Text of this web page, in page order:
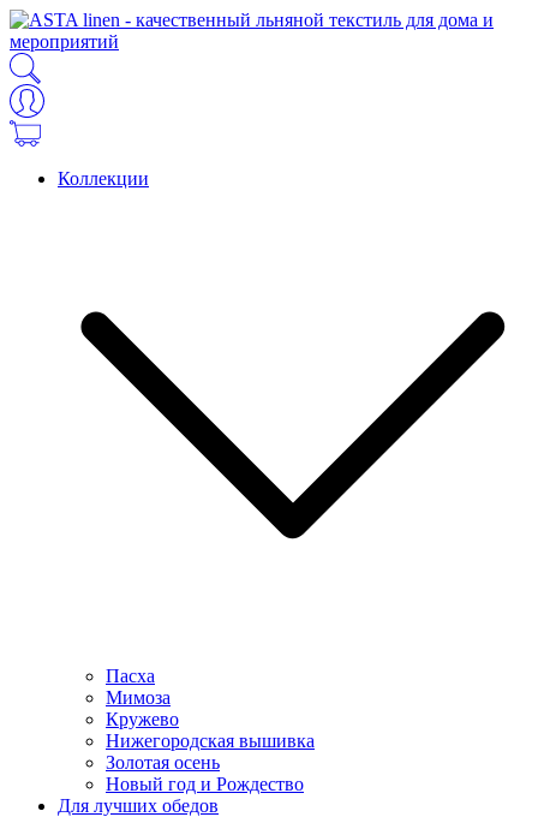
Коллекции
Пасха
Мимоза
Кружево
Нижегородская вышивка
Золотая осень
Новый год и Рождество
Для лучших обедов